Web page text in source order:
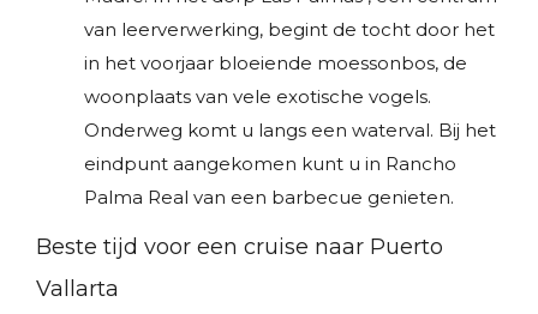
van leerverwerking, begint de tocht door het
in het voorjaar bloeiende moessonbos, de
woonplaats van vele exotische vogels.
Onderweg komt u langs een waterval. Bij het
eindpunt aangekomen kunt u in Rancho
Palma Real van een barbecue genieten.
Beste tijd voor een cruise naar Puerto
Vallarta